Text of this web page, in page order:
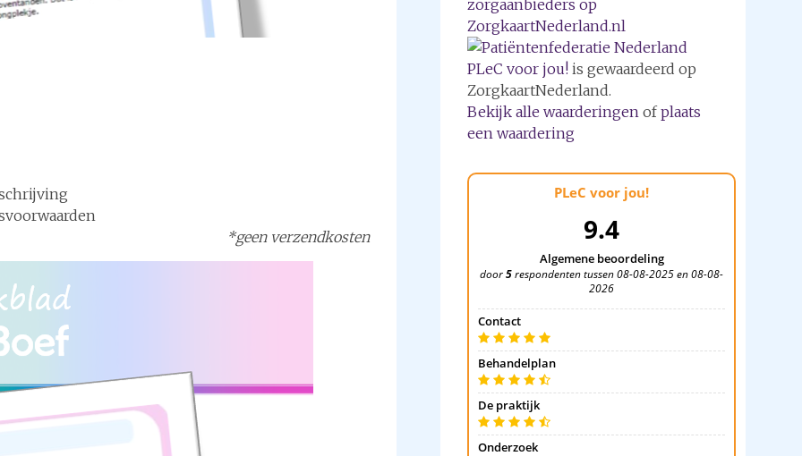
*geen verzendkosten
PLeC voor jou!is gewaardeerd op
ZorgkaartNederland.
Bekijk alle waarderingenofplaats
een waardering